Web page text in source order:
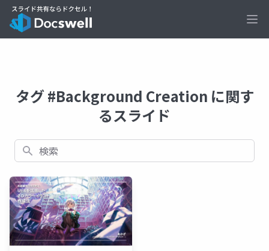
タグ #Background Creation に関す
るスライド
検索